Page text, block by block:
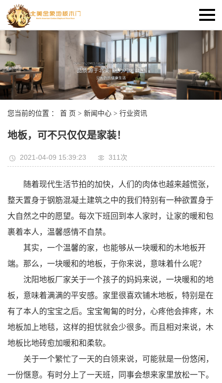
您当前的位置 ： 首 页 > 新闻中心 > 行业资讯
地板，可不只仅仅是家装！
2021-04-09 15:39:23 311次
随着现代生活节拍的加快，人们的肉体也越来越慌张，
整天置身于钢筋混凝土建筑之中的我们特别有一种欲置身于
大自然之中的愿望。每次下班回到本人家时，让家的暖和包
裹着本人，温馨感情不自禁。
其实，一个温馨的家，也能够从一块暖和的木地板开
端。那么，一块暖和的地板，于你来说，意味着什么呢？
沈阳地板厂家关于一个孩子的妈妈来说，一块暖和的地
板，意味着满满的平安感。家里很喜欢铺木地板，特别是在
有了本人的宝宝之后。宝宝匍匐的时分，心疼他会摔疼，木
地板加上地毯，这样的担忧就会少很多。而且相对来说，木
地板比地砖愈加暖和和柔软。
关于一个繁忙了一天的白领来说，可能就是一份悠闲，
一份惬意。有时分上了一天班，同事会想来家里放松一下。